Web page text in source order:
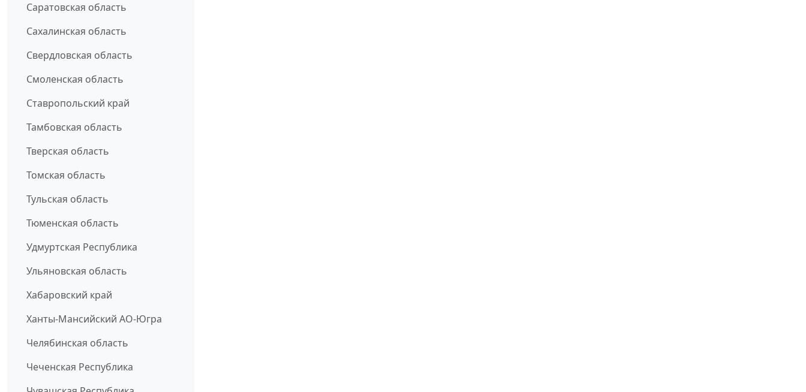
Саратовская область
Сахалинская область
Свердловская область
Смоленская область
Ставропольский край
Тамбовская область
Тверская область
Томская область
Тульская область
Тюменская область
Удмуртская Республика
Ульяновская область
Хабаровский край
Ханты-Мансийский АО-Югра
Челябинская область
Чеченская Республика